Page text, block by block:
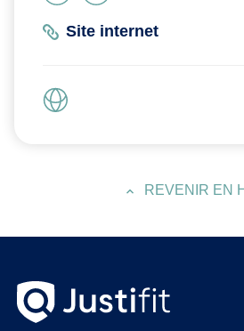
Site internet
REVENIR EN